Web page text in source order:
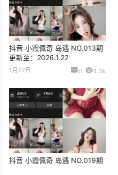
抖音 小霞佩奇 岛遇 NO.013期
更新至：2026.1.22
1月22日 0 4.3k
抖音 小霞佩奇 岛遇 NO.019期